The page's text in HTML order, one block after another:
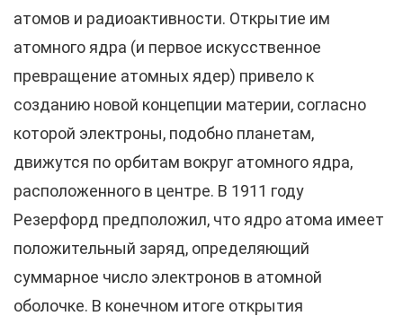
атомов и радиоактивности. Открытие им
атомного ядра (и первое искусственное
превращение атомных ядер) привело к
созданию новой концепции материи, согласно
которой электроны, подобно планетам,
движутся по орбитам вокруг атомного ядра,
расположенного в центре. В 1911 году
Резерфорд предположил, что ядро атома имеет
положительный заряд, определяющий
суммарное число электронов в атомной
оболочке. В конечном итоге открытия